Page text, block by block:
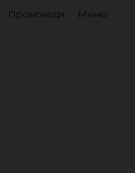
Промокоди Меню